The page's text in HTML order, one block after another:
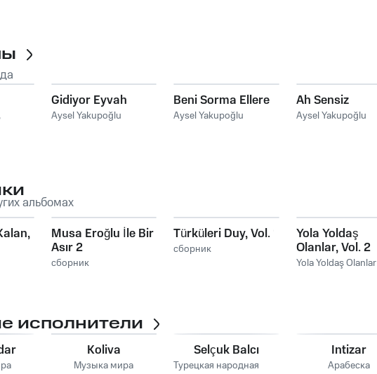
Gidiyor Eyvah
Aysel Yakupoğlu
Beni Sorma Ellere
Aysel Yakupoğlu
Ah Sensiz
Aysel Yakupoğlu
альбомах
Musa Eroğlu İle Bir
Asır 2
сборник
Türküleri Duy, Vol. 1
сборник
Yola Yoldaş
Olanlar, Vol. 2
Yola Yoldaş Olanlar
исполнители
Koliva
Музыка мира
Selçuk Balcı
Турецкая народная
Intizar
Арабеска